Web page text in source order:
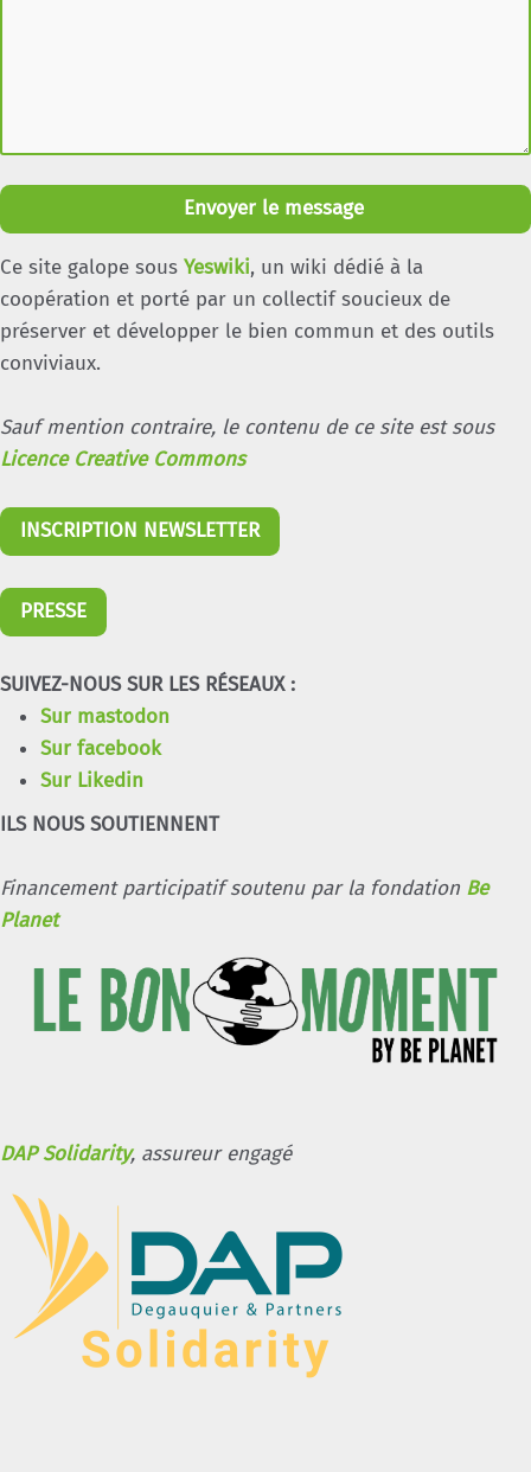
Envoyer le message
Ce site galope sous Yeswiki, un wiki dédié à la
coopération et porté par un collectif soucieux de
préserver et développer le bien commun et des outils
conviviaux.
Sauf mention contraire, le contenu de ce site est sous
Licence Creative Commons
INSCRIPTION NEWSLETTER
PRESSE
SUIVEZ-NOUS SUR LES RÉSEAUX :
Sur mastodon
Sur facebook
Sur Likedin
ILS NOUS SOUTIENNENT
Financement participatif soutenu par la fondation Be
Planet
DAP Solidarity, assureur engagé